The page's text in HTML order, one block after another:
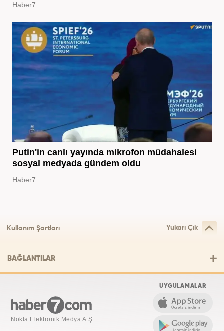
Haber7
Putin'in canlı yayında mikrofon müdahalesi
sosyal medyada gündem oldu
Haber7
Kullanım Şartları Yukarı Çık
BAĞLANTILAR
Nokta Elektronik Medya A.Ş.
UYGULAMALAR